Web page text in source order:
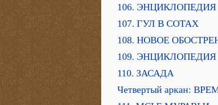
106. ЭНЦИКЛОПЕДИЯ
107. ГУЛ В СОТАХ
108. НОВОЕ
109. ЭНЦИКЛОПЕДИЯ
110. ЗАСАДА
Четвертый аркан: